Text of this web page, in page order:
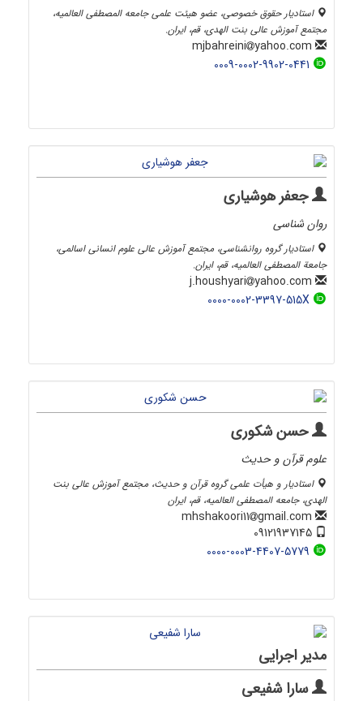
استادیار حقوق خصوصی، عضو هیئت علمی جامعه المصطفی العالمیه،
مجتمع آموزش عالی بنت الهدی، قم، ایران.
yahoo.com
0009-0002-9902-0441
جعفر هوشیاری
روان شناسی
استادیار گروه روانشناسی، مجتمع آموزش عالی علوم انسانی اسالمی،
جامعة المصطفی العالمیه، قم، ایران.
yahoo.com
0000-0002-3397-515X
حسن شکوری
علوم قرآن و حدیث
استادیار و هیأت علمی گروه قرآن و حدیث، مجتمع آموزش عالی بنت
الهدی، جامعه المصطفی العالمیه، قم، ایران
gmail.com
0000-0003-4407-5779
مدیر اجرایی
سارا شفیعی